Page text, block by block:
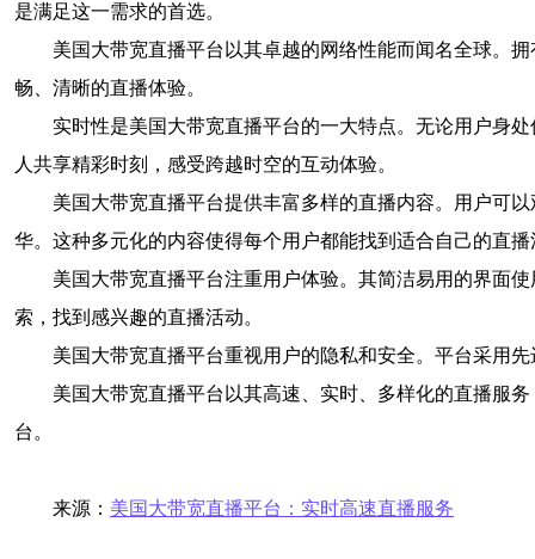
是满足这一需求的首选。
美国大带宽直播平台以其卓越的网络性能而闻名全球。
畅、清晰的直播体验。
实时性是美国大带宽直播平台的一大特点。无论用户身
人共享精彩时刻，感受跨越时空的互动体验。
美国大带宽直播平台提供丰富多样的直播内容。用户可
华。这种多元化的内容使得每个用户都能找到适合自己的直播
美国大带宽直播平台注重用户体验。其简洁易用的界面
索，找到感兴趣的直播活动。
美国大带宽直播平台重视用户的隐私和安全。平台采用
美国大带宽直播平台以其高速、实时、多样化的直播服
台。
来源： 美国大带宽直播平台：实时高速直播服务